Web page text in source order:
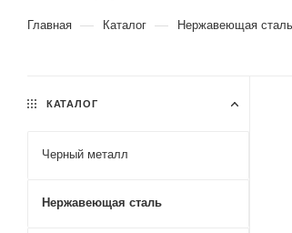
Главная — Каталог — Нержавеющая сталь
КАТАЛОГ
Черный металл
Нержавеющая сталь